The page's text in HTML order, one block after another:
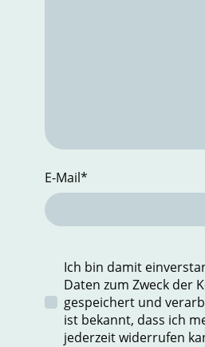
E-Mail*
Ich bin damit
Daten zum Zweck der
gespeichert und
ist bekannt, dass ich
jederzeit widerrufen